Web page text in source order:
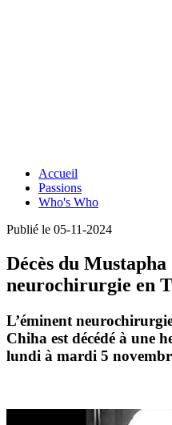
Accueil
Passions
Who's Who
Publié le 05-11-2024
Décès du
neurochirurgie en
L’éminent
Chiha est décédé à une
lundi à mardi 5